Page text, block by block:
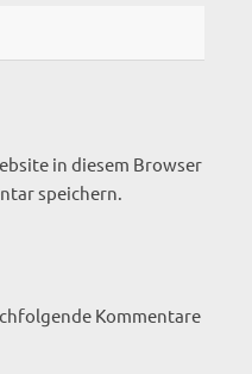
in diesem Browser
speichern.
Kommentare